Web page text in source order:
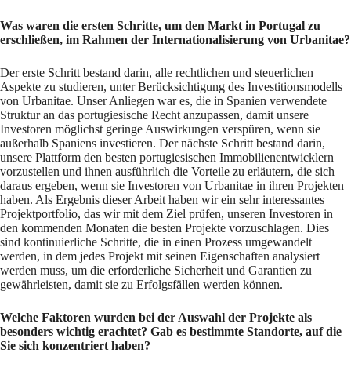
Was waren die ersten Schritte, um den Markt in Portugal zu
erschließen, im Rahmen der Internationalisierung von Urbanitae?
Der erste Schritt bestand darin, alle rechtlichen und steuerlichen
Aspekte zu studieren, unter Berücksichtigung des Investitionsmodells
von Urbanitae. Unser Anliegen war es, die in Spanien verwendete
Struktur an das portugiesische Recht anzupassen, damit unsere
Investoren möglichst geringe Auswirkungen verspüren, wenn sie
außerhalb Spaniens investieren. Der nächste Schritt bestand darin,
unsere Plattform den besten portugiesischen Immobilienentwicklern
vorzustellen und ihnen ausführlich die Vorteile zu erläutern, die sich
daraus ergeben, wenn sie Investoren von Urbanitae in ihren Projekten
haben. Als Ergebnis dieser Arbeit haben wir ein sehr interessantes
Projektportfolio, das wir mit dem Ziel prüfen, unseren Investoren in
den kommenden Monaten die besten Projekte vorzuschlagen. Dies
sind kontinuierliche Schritte, die in einen Prozess umgewandelt
werden, in dem jedes Projekt mit seinen Eigenschaften analysiert
werden muss, um die erforderliche Sicherheit und Garantien zu
gewährleisten, damit sie zu Erfolgsfällen werden können.
Welche Faktoren wurden bei der Auswahl der Projekte als
besonders wichtig erachtet? Gab es bestimmte Standorte, auf die
Sie sich konzentriert haben?